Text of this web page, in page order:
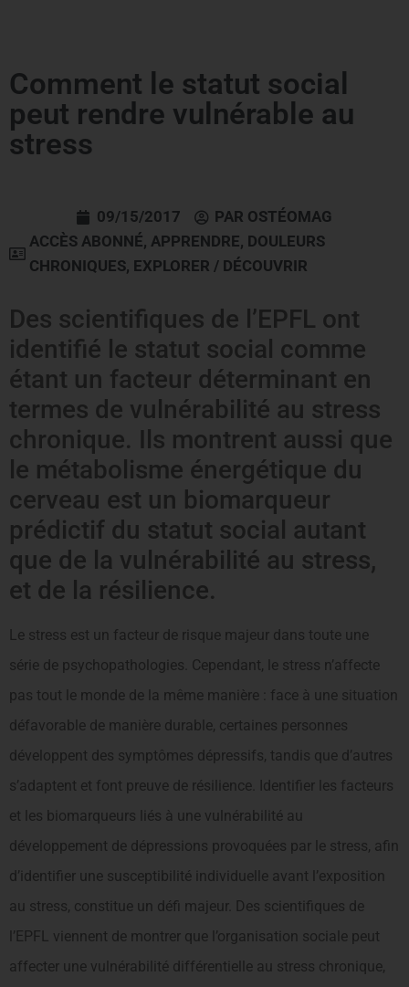
Comment le statut social
peut rendre vulnérable au
stress
09/15/2017 PAR OSTÉOMAG
ACCÈS ABONNÉ, APPRENDRE, DOULEURS
CHRONIQUES, EXPLORER / DÉCOUVRIR
Des scientifiques de l’EPFL ont
identifié le statut social comme
étant un facteur déterminant en
termes de vulnérabilité au stress
chronique. Ils montrent aussi que
le métabolisme énergétique du
cerveau est un biomarqueur
prédictif du statut social autant
que de la vulnérabilité au stress,
et de la résilience.
Le stress est un facteur de risque majeur dans toute une
série de psychopathologies. Cependant, le stress n’affecte
pas tout le monde de la même manière : face à une situation
défavorable de manière durable, certaines personnes
développent des symptômes dépressifs, tandis que d’autres
s’adaptent et font preuve de résilience. Identifier les facteurs
et les biomarqueurs liés à une vulnérabilité au
développement de dépressions provoquées par le stress, afin
d’identifier une susceptibilité individuelle avant l’exposition
au stress, constitue un défi majeur. Des scientifiques de
l’EPFL viennent de montrer que l’organisation sociale peut
affecter une vulnérabilité différentielle au stress chronique,